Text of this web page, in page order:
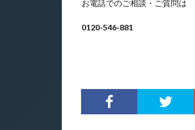
お電話でのご相談・ご質問は
0120-546-881